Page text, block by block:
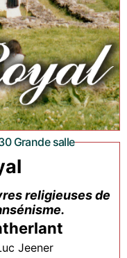
Grande salle
religieuses de
Jeener